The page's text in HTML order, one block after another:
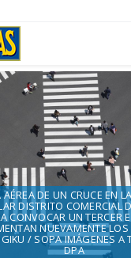
DE UN CRUCE EN
DISTRITO COMERCIAL
CONVOCAR UN TERCER
NUEVAMENTE
/ SOPA IMÁGENES A
DPA